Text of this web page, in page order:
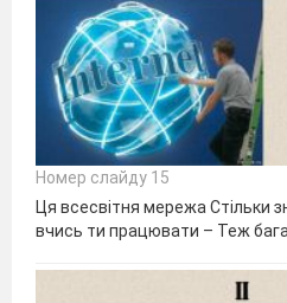
Номер слайду 15
Ця всесвітня мережа Стільки
вчись ти працювати – Теж